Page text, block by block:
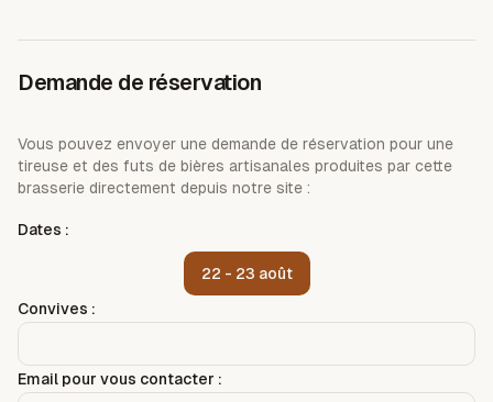
Demande de réservation
Vous pouvez envoyer une demande de réservation pour une
tireuse et des futs de bières artisanales produites par cette
brasserie directement depuis notre site :
Dates :
22 - 23 août
Convives :
Email pour vous contacter :